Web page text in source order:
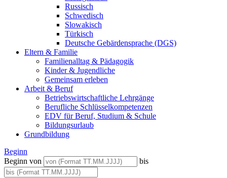
Russisch
Schwedisch
Slowakisch
Türkisch
Deutsche Gebärdensprache (DGS)
Eltern & Familie
Familienalltag & Pädagogik
Kinder & Jugendliche
Gemeinsam erleben
Arbeit & Beruf
Betriebswirtschaftliche Lehrgänge
Berufliche Schlüsselkompetenzen
EDV für Beruf, Studium & Schule
Bildungsurlaub
Grundbildung
Beginn
Beginn von
bis